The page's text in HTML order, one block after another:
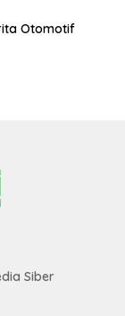
Otomotif
Siber